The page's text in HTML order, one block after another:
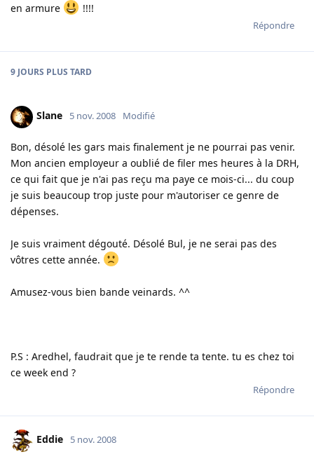
en armure
!!!!
Répondre
9 JOURS PLUS TARD
Slane 5 nov. 2008 Modifié
Bon, désolé les gars mais finalement je ne pourrai pas venir.
Mon ancien employeur a oublié de filer mes heures à la DRH,
ce qui fait que je n'ai pas reçu ma paye ce mois-ci... du coup
je suis beaucoup trop juste pour m'autoriser ce genre de
dépenses.
Je suis vraiment dégouté. Désolé Bul, je ne serai pas des
vôtres cette année.
Amusez-vous bien bande veinards. ^^
P.S : Aredhel, faudrait que je te rende ta tente. tu es chez toi
ce week end ?
Répondre
Eddie 5 nov. 2008